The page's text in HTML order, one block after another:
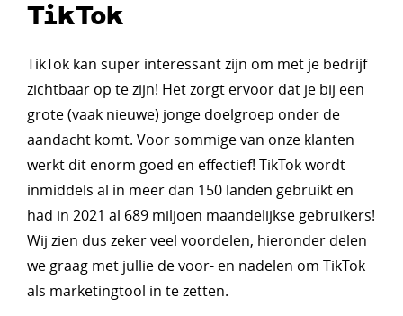
TikTok
TikTok kan super interessant zijn om met je bedrijf
zichtbaar op te zijn! Het zorgt ervoor dat je bij een
grote (vaak nieuwe) jonge doelgroep onder de
aandacht komt. Voor sommige van onze klanten
werkt dit enorm goed en effectief! TikTok wordt
inmiddels al in meer dan 150 landen gebruikt en
had in 2021 al 689 miljoen maandelijkse gebruikers!
Wij zien dus zeker veel voordelen, hieronder delen
we graag met jullie de voor- en nadelen om TikTok
als marketingtool in te zetten.